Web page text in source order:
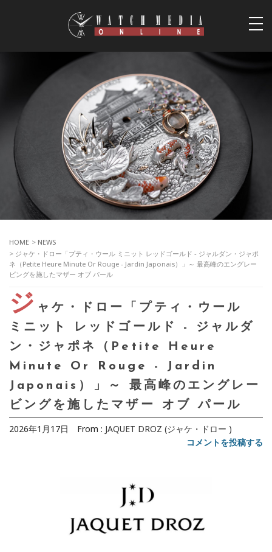
HOME > NEWS
> ジャケ・ドロー「プティ・ウール ミニット レッドゴールド - ジャルダン・ジャポ
ネ（Petite Heure Minute Or Rouge - Jardin Japonais）」～ 最高峰のエングレー
ビングを施したマザー オブ パール
ジ ャケ・ドロー「プティ・ウール
ミニット レッドゴールド - ジャルダ
ン・ジャポネ（Petite Heure
Minute Or Rouge - Jardin
Japonais）」～ 最高峰のエングレー
ビングを施したマザー オブ パール
2026年1月17日 From : JAQUET DROZ (ジャケ・ドロー )
コメントを投稿する